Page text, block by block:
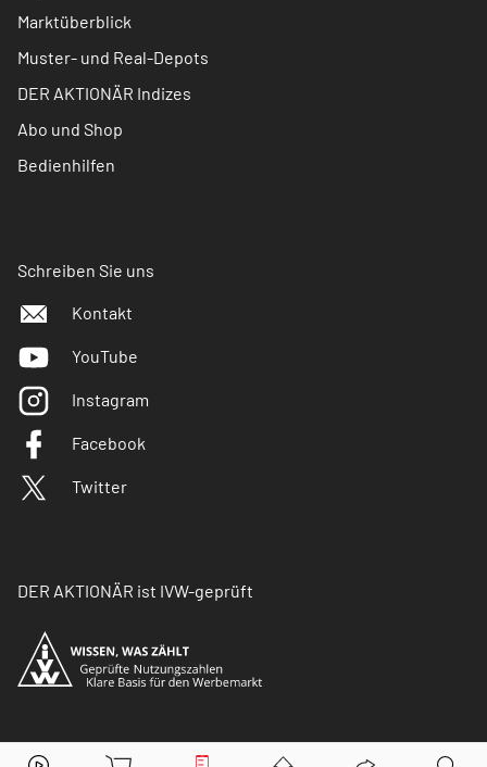
Marktüberblick
Muster- und Real-Depots
DER AKTIONÄR Indizes
Abo und Shop
Bedienhilfen
Schreiben Sie uns
Kontakt
YouTube
Instagram
Facebook
Twitter
DER AKTIONÄR ist IVW-geprüft